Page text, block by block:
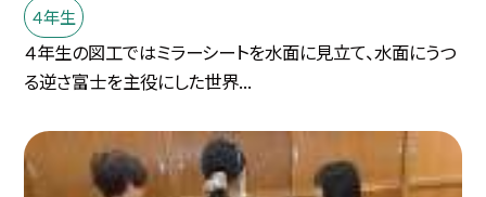
４年生
４年生の図工ではミラーシートを水面に見立て、水面にうつ
る逆さ富士を主役にした世界...